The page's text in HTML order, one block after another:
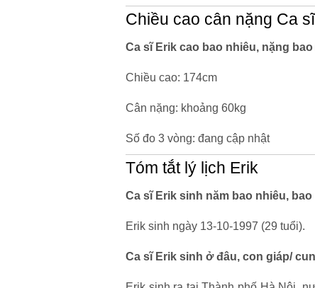
Chiều cao cân nặng Ca
Ca sĩ Erik cao bao nhiêu, nặng
Chiều cao: 174cm
Cân nặng: khoảng 60kg
Số đo 3 vòng: đang cập nhật
Tóm tắt lý lịch Erik
Ca sĩ Erik sinh năm bao nhiêu,
Erik sinh ngày 13-10-1997 (29 tuổi).
Ca sĩ Erik sinh ở đâu, con giáp/